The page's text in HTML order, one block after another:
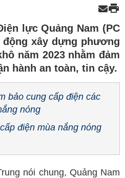
lực Quảng Nam (PC
động xây dựng phương
năm 2023 nhằm đảm
hành an toàn, tin cậy.
bảo cung cấp điện các
nóng
điện mùa nắng nóng
nói chung, Quảng Nam